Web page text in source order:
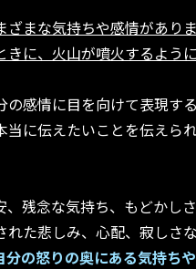
まな気持ちや感情があり
きに、火山が噴火するよう
の感情に目を向けて表現す
当に伝えたいことを伝えら
、残念な気持ち、もどかし
れた悲しみ、心配、寂しさ
分の怒りの奥にある気持ち